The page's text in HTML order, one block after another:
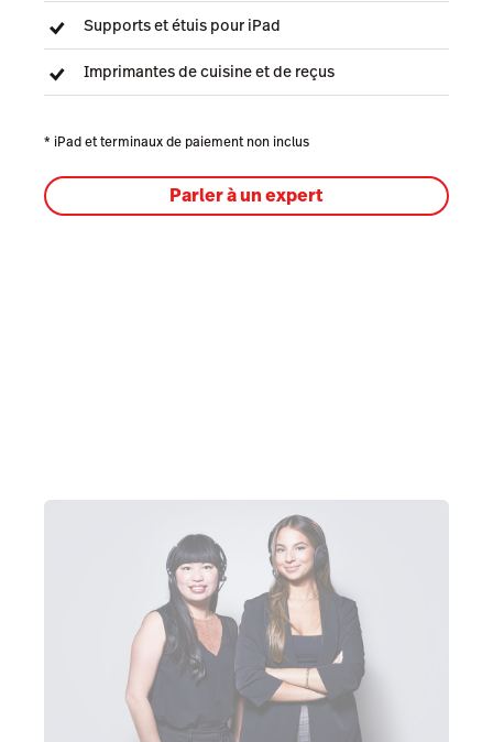
Supports et étuis pour iPad
Imprimantes de cuisine et de reçus
* iPad et terminaux de paiement non inclus
Parler à un expert